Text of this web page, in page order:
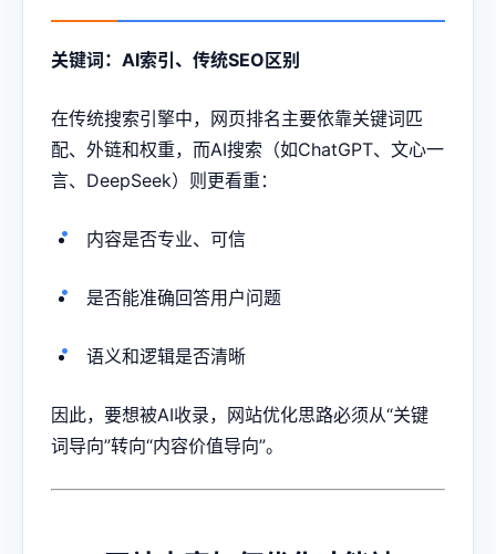
关键词：AI索引、传统SEO区别
在传统搜索引擎中，网页排名主要依靠关键词匹
配、外链和权重，而AI搜索（如ChatGPT、文心一
言、DeepSeek）则更看重：
内容是否专业、可信
是否能准确回答用户问题
语义和逻辑是否清晰
因此，要想被AI收录，网站优化思路必须从“关键
词导向”转向“内容价值导向”。